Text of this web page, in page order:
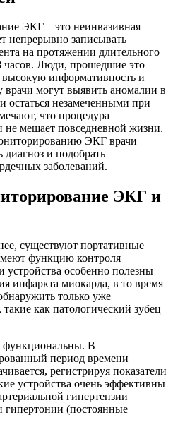
ЭКГ – это неинвазивная
непрерывно записывать
на протяжении длительного
часов. Люди, прошедшие это
высокую информативность и
врачи могут выявить аномалии в
остаться незамеченными при
что процедура
не мешает повседневной жизни.
ЭКГ врачи
диагноз и подобрать
заболеваний.
ЭКГ и
существуют портативные
функцию контроля
устройства особенно полезны
инфаркта миокарда, в то время
только уже
как патологический зубец
функциональны. В
период времени
регистрируя показатели
устройства очень эффективны
гипертензии
гипертонии (постоянные